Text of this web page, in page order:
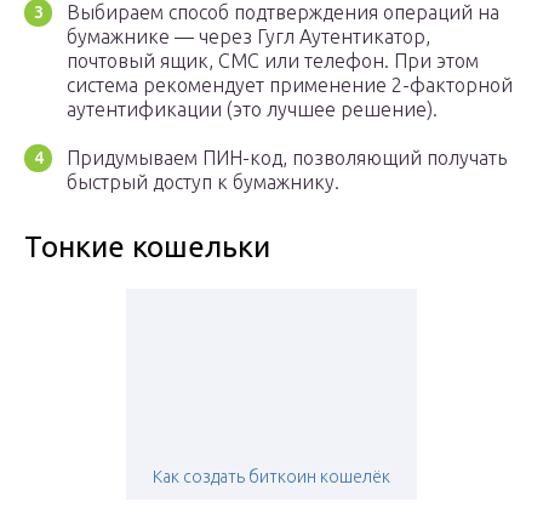
Выбираем способ подтверждения операций на
бумажнике — через Гугл Аутентикатор,
почтовый ящик, СМС или телефон. При этом
система рекомендует применение 2-факторной
аутентификации (это лучшее решение).
Придумываем ПИН-код, позволяющий получать
быстрый доступ к бумажнику.
Тонкие кошельки
Как создать биткоин кошелёк